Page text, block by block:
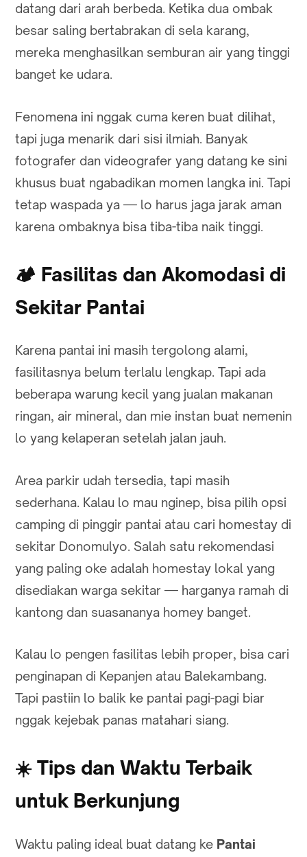
datang dari arah berbeda. Ketika dua ombak
besar saling bertabrakan di sela karang,
mereka menghasilkan semburan air yang tinggi
banget ke udara.
Fenomena ini nggak cuma keren buat dilihat,
tapi juga menarik dari sisi ilmiah. Banyak
fotografer dan videografer yang datang ke sini
khusus buat ngabadikan momen langka ini. Tapi
tetap waspada ya — lo harus jaga jarak aman
karena ombaknya bisa tiba-tiba naik tinggi.
🏕️ Fasilitas dan Akomodasi di
Sekitar Pantai
Karena pantai ini masih tergolong alami,
fasilitasnya belum terlalu lengkap. Tapi ada
beberapa warung kecil yang jualan makanan
ringan, air mineral, dan mie instan buat nemenin
lo yang kelaperan setelah jalan jauh.
Area parkir udah tersedia, tapi masih
sederhana. Kalau lo mau nginep, bisa pilih opsi
camping di pinggir pantai atau cari homestay di
sekitar Donomulyo. Salah satu rekomendasi
yang paling oke adalah homestay lokal yang
disediakan warga sekitar — harganya ramah di
kantong dan suasananya homey banget.
Kalau lo pengen fasilitas lebih proper, bisa cari
penginapan di Kepanjen atau Balekambang.
Tapi pastiin lo balik ke pantai pagi-pagi biar
nggak kejebak panas matahari siang.
☀️ Tips dan Waktu Terbaik
untuk Berkunjung
Waktu paling ideal buat datang ke Pantai